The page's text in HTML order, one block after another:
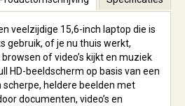
veelzijdige 15,6-inch laptop die is
gebruik, of je nu thuis werkt,
of video’s kijkt en muziek
HD-beeldscherm op basis van een
scherpe, heldere beelden met
documenten, video’s en